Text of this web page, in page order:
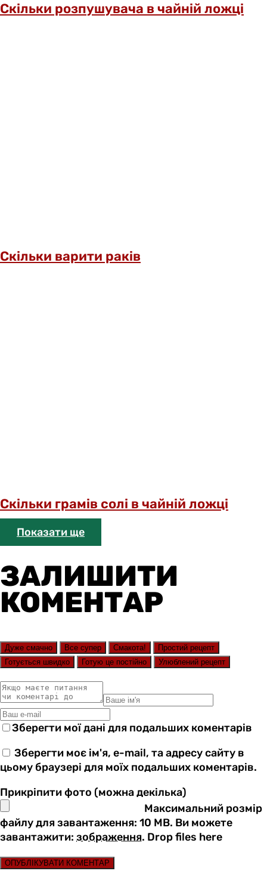
Скільки розпушувача в чайній ложці
Скільки варити раків
Скільки грамів солі в чайній ложці
Показати ще
ЗАЛИШИТИ
КОМЕНТАР
Дуже смачно Все супер Смакота!
Простий рецепт
Готується швидко
Готую це постійно Улюблений рецепт
Зберегти мої дані для подальших коментарів
Зберегти моє ім'я, e-mail, та адресу сайту в
цьому браузері для моїх подальших коментарів.
Прикріпити фото (можна декілька)
Максимальний розмір
файлу для завантаження: 10 MB. Ви можете
завантажити: зображення. Drop files here
ОПУБЛІКУВАТИ КОМЕНТАР